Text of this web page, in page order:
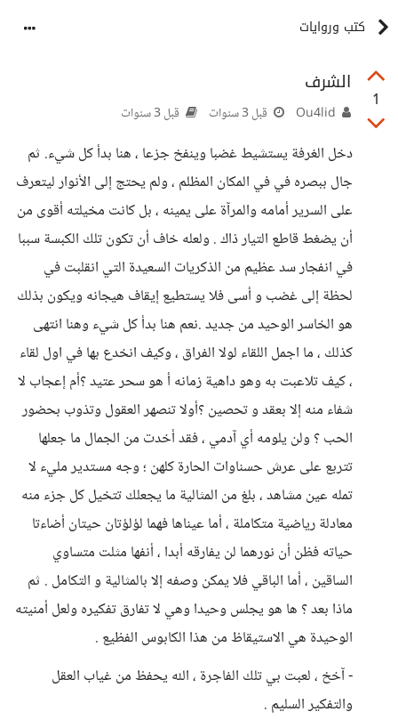
كتب وروايات
1
الشرف
قبل 3 سنوات قبل 3 سنوات
دخل الغرفة يستشيط غضبا وينفخ جزعا ، هنا بدأ كل شيء. ثم
جال ببصره في في المكان المظلم ، ولم يحتج إلى الأنوار ليتعرف
على السرير أمامه والمرآة على يمينه ، بل كانت مخيلته أقوى من
أن يضغط قاطع التيار ذاك . ولعله خاف أن تكون تلك الكبسة سببا
في انفجار سد عظيم من الذكريات السعيدة التي انقلبت في
لحظة إلى غضب و أسى فلا يستطيع إيقاف هيجانه ويكون بذلك
هو الخاسر الوحيد من جديد .نعم هنا بدأ كل شيء وهنا انتهى
كذلك ، ما اجمل اللقاء لولا الفراق ، وكيف انخدع بها في اول لقاء
، كيف تلاعبت به وهو داهية زمانه أ هو سحر عتيد ؟أم إعجاب لا
شفاء منه إلا بعقد و تحصين ؟أولا تنصهر العقول وتذوب بحضور
الحب ؟ ولن يلومه أي آدمي ، فقد أخدت من الجمال ما جعلها
تتربع على عرش حسناوات الحارة كلهن ؛ وجه مستدير مليء لا
تمله عين مشاهد ، بلغ من المثالية ما يجعلك تتخيل كل جزء منه
معادلة رياضية متكاملة ، أما عيناها فهما لؤلؤتان حيتان أضاءتا
حياته فظن أن نورهما لن يفارقه أبدا ، أنفها مثلت متساوي
الساقين ، أما الباقي فلا يمكن وصفه إلا بالمثالية و التكامل . ثم
ماذا بعد ؟ ها هو يجلس وحيدا وهي لا تفارق تفكيره ولعل أمنيته
الوحيدة هي الاستيقاظ من هذا الكابوس الفظيع .
- آخخ ، لعبت بي تلك الفاجرة ، الله يحفظ من غياب العقل
والتفكير السليم .